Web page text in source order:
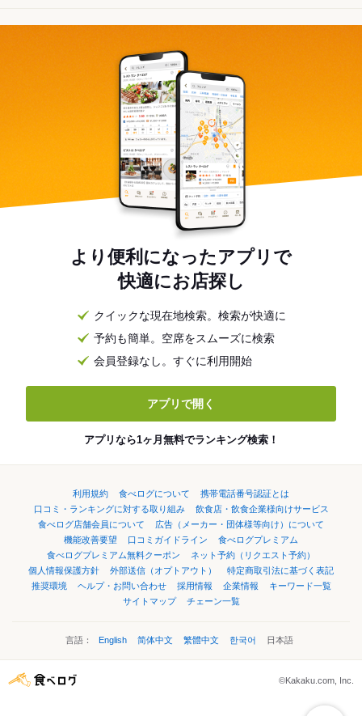
より便利になったアプリで
快適にお店探し
クイックな現在地検索。検索が快適に
予約も簡単。空席をスムーズに検索
会員登録なし。すぐに利用開始
アプリで開く
アプリなら1ヶ月無料でランキング検索！
利用規約 食べログについて
携帯電話番号認証とは
口コミ・ランキングに対する取り組み
飲食店・飲食企業様向けサービス
食べログ店舗会員について
広告（メーカー・団体様等向け）について
機能改善要望
口コミガイドライン
食べログプレミアム
食べログプレミアム無料クーポン
ネット予約（リクエスト予約）
個人情報保護方針
外部送信（オプトアウト）
特定商取引法に基づく表記
推奨環境
ヘルプ・お問い合わせ 採用情報 企業情報
キーワード一覧
サイトマップ
チェーン一覧
言語： English 简体中文 繁體中文 한국어 日本語
©Kakaku.com, Inc.